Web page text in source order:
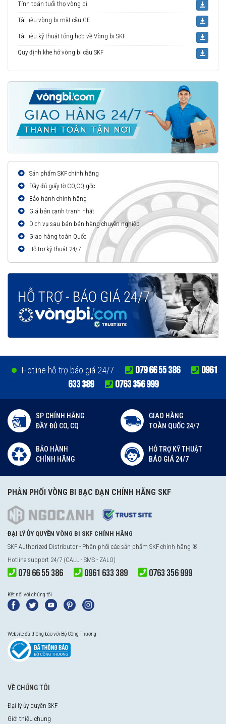
Tính toán tuổi thọ vòng bi
Tài liệu vòng bi mặt cầu GE
Tài liệu kỹ thuật tổng hợp về Vòng bi SKF
Quy định khe hở vòng bi cầu SKF
Sản phẩm SKF chính hãng
Đầy đủ giấy tờ CO,CQ gốc
Bảo hành chính hãng
Giá bán cạnh tranh nhất
Dịch vụ sau bán bán hàng chuyên nghiệp
Giao hàng toàn Quốc
Hỗ trợ kỹ thuật 24/7
Hotline hỗ trợ báo giá 24/7 079 66 55 386
0961
633 389
0763 356 999
SP CHÍNH HÃNG
ĐẦY ĐỦ CO, CQ
GIAO HÀNG
TOÀN QUỐC 24/7
BẢO HÀNH
CHÍNH HÃNG
HỖ TRỢ KỸ THUẬT
BÁO GIÁ 24/7
PHÂN PHỐI VÒNG BI BẠC ĐẠN CHÍNH HÃNG SKF
ĐẠI LÝ ỦY QUYỀN VÒNG BI SKF CHÍNH HÃNG
SKF Authorized Distributor - Phân phối các sản phẩm SKF chính hãng ®
Hotline support 24/7 (CALL - SMS - ZALO)
079 66 55 386 0961 633 389 0763 356 999
Kết nối với chúng tôi
Website đã thông báo với Bộ Công Thương
VỀ CHÚNG TÔI
Đại lý ủy quyền SKF
Giới thiệu chung